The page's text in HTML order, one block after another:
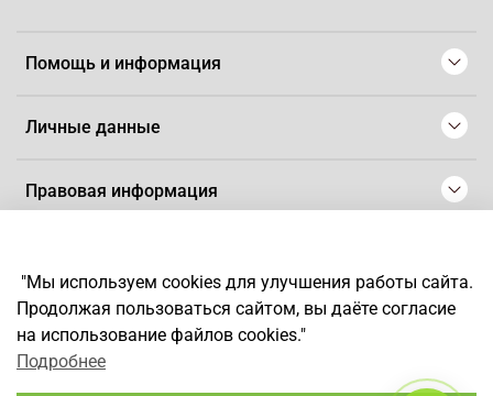
Помощь и информация
Личные данные
Правовая информация
*Любое использование контента без письменного разрешения
запрещено
"Мы используем cookies для улучшения работы сайта.
Продолжая пользоваться сайтом, вы даёте согласие
на использование файлов cookies."
Подробнее